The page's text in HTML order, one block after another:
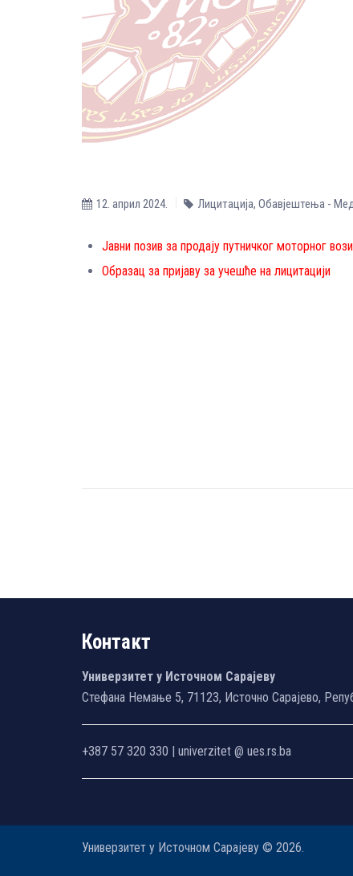
12. април 2024. Лицитација, Обавјештења -
Јавни позив за продају путничког моторног
Образац за пријаву за учешће на лицитацији
Контакт
Универзитет у Источном Сарајеву
Стефана Немање 5, 71123, Источно Сарајево,
+387 57 320 330 | univerzitet @ ues.rs.ba
Универзитет у Источном Сарајеву © 2026.